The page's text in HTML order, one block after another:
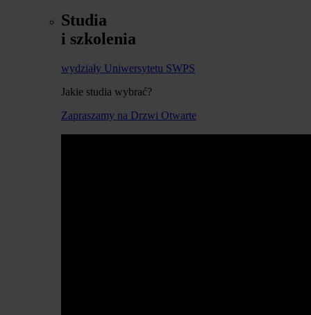
Studia
i szkolenia
wydziały Uniwersytetu SWPS
Jakie studia wybrać?
Zapraszamy na Drzwi Otwarte